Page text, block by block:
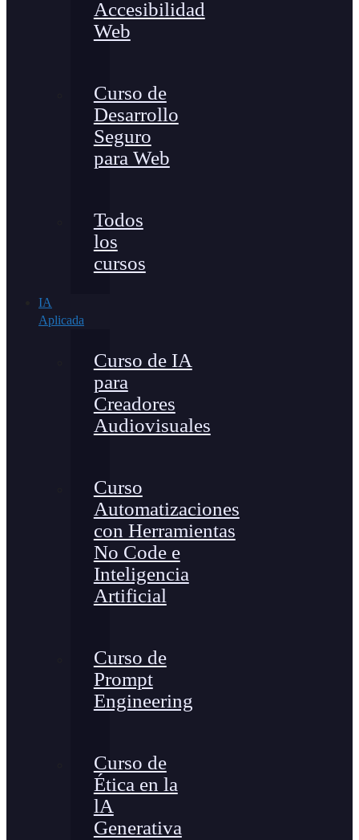
Accesibilidad
Web
Curso de
Desarrollo
Seguro
para Web
Todos
los
cursos
IA
Aplicada
Curso de IA
para
Creadores
Audiovisuales
Curso
Automatizaciones
con Herramientas
No Code e
Inteligencia
Artificial
Curso de
Prompt
Engineering
Curso de
Ética en la
lA
Generativa